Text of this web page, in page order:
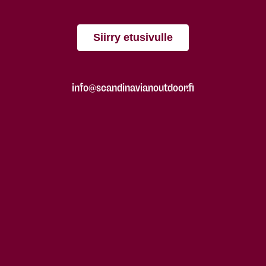
Siirry etusivulle
info@scandinavianoutdoor.fi